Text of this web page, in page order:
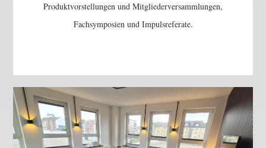
Produktvorstellungen und Mitgliederversammlungen,
Fachsymposien und Impulsreferate.